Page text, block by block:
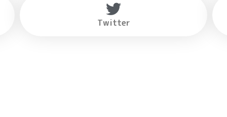
Twitter